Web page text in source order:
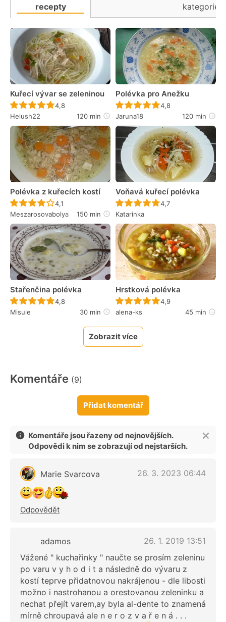
recepty
kategorie
Kuřecí vývar se zeleninou
Recept ještě nebyl hodnocen
4,8
Helush22
120 min
Polévka pro Anežku
Recept ještě nebyl
4,8
Jaruna18
120 min
Polévka z kuřecích kostí
Recept ještě nebyl hodnocen
4,1
Meszarosovabolya
150 min
Voňavá kuřecí polévka
Recept ještě nebyl
4,7
Katarinka
Stařenčina polévka
Recept ještě nebyl hodnocen
4,8
Misule
30 min
Hrstková polévka
Recept ještě nebyl
4,9
alena-ks
45 min
Zobrazit více
Komentáře (9)
Přidat komentář
Komentáře jsou řazeny od nejnovějších.
Odpovědi k nim se zobrazují od nejstarších.
Marie Svarcova 26. 3. 2023 06:44
Odpovědět
adamos
26. 1. 2019 13:51
Vážené " kuchařinky " naučte se prosím zeleninu
po varu v y h o d i t a následně do vývaru z
kostí teprve přidatnovou nakrájenou - dle libosti
možno i nastrohanou a orestovanou zeleninku a
nechat přejít varem,ay byla al-dente to znamená
mírně chroupavá ale n e r o z v a ř e n á . . .